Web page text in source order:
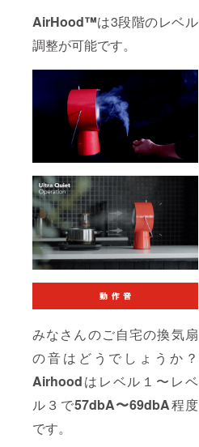
AirHood™は3段階のレベル
調整が可能です。
みなさんのご自宅の換気扇
の音はどうでしょうか？
Airhoodはレベル１〜レベ
ル３で57dbA〜69dbA程度
です。